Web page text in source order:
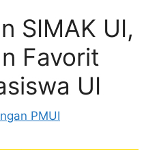
SIMAK UI,
Favorit
UI
PMUI